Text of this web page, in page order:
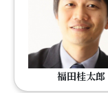
福田桂太郎